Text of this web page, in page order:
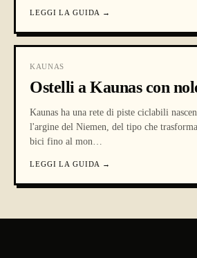
LEGGI LA GUIDA →
KAUNAS
Ostelli a Kaunas con
Kaunas ha una rete di piste ciclabili
l'argine del Niemen, del tipo che
bici fino al mon…
LEGGI LA GUIDA →